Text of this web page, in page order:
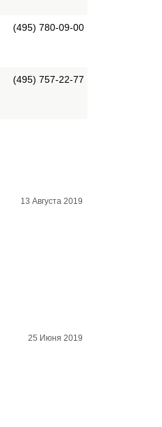
(495) 780-09-00
(495) 757-22-77
13 Августа 2019
25 Июня 2019